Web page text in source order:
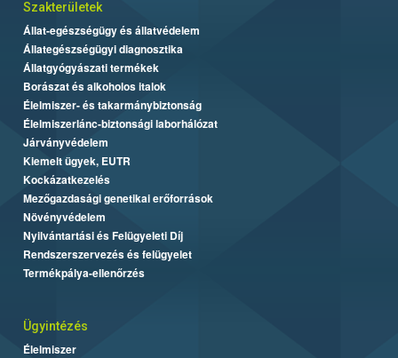
Szakterületek
Állat-egészségügy és állatvédelem
Állategészségügyi diagnosztika
Állatgyógyászati termékek
Borászat és alkoholos italok
Élelmiszer- és takarmánybiztonság
Élelmiszerlánc-biztonsági laborhálózat
Járványvédelem
Kiemelt ügyek, EUTR
Kockázatkezelés
Mezőgazdasági genetikai erőforrások
Növényvédelem
Nyilvántartási és Felügyeleti Díj
Rendszerszervezés és felügyelet
Termékpálya-ellenőrzés
Ügyintézés
Élelmiszer